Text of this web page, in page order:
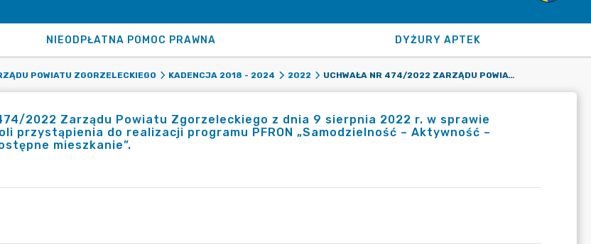
NIEODPŁATNA POMOC PRAWNA DYŻURY APTEK
POWIATU ZGORZELECKIEGO KADENCJA 2018 - 2024 2022 UCHWAŁA NR 474/2022 ZARZĄDU POWIATU ZGORZELECKIEGO Z DNIA 9 SIERPNIA 2022 R. W SPRAWIE WYRAŻENIA WOLI PRZYSTĄPIENIA DO REALIZACJI PROGRAMU PFRON „SAMODZIELNOŚĆ – AKTYWNOŚĆ – MOBILNOŚĆ! DOSTĘPNE MIESZKANIE”.
2022 Zarządu Powiatu Zgorzeleckiego z dnia 9 sierpnia 2022 r. w sprawie
przystąpienia do realizacji programu PFRON „Samodzielność – Aktywność –
mieszkanie”.